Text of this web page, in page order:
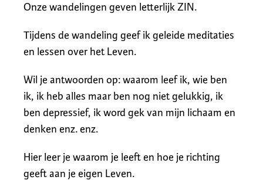
Onze wandelingen geven letterlijk ZIN.
Tijdens de wandeling geef ik geleide meditaties
en lessen over het Leven.
Wil je antwoorden op: waarom leef ik, wie ben
ik, ik heb alles maar ben nog niet gelukkig, ik
ben depressief, ik word gek van mijn lichaam en
denken enz. enz.
Hier leer je waarom je leeft en hoe je richting
geeft aan je eigen Leven.